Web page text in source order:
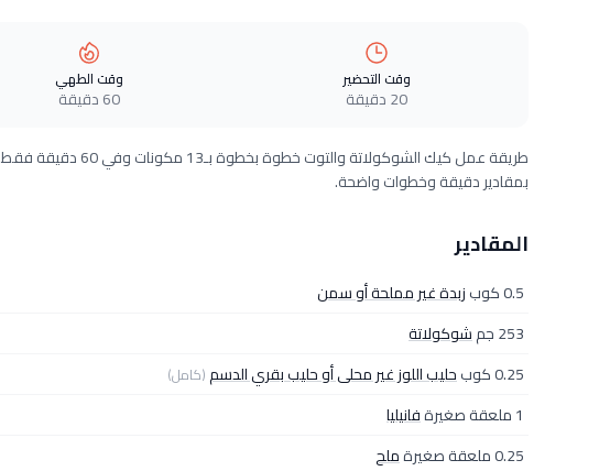
وقت التحضير
20 دقيقة
وقت الطهي
60 دقيقة
بمقادير دقيقة وخطوات واضحة.
المقادير
0.5 كوب
زبدة غير مملحة أو سمن
253 جم
شوكولاتة
0.25 كوب
حليب اللوز غير محلى أو حليب بقري الدسم(كامل)
1 ملعقة صغيرة
فانيليا
0.25 ملعقة صغيرة
ملح